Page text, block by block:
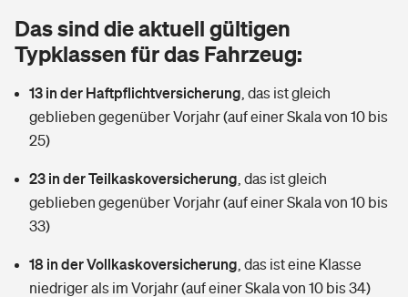
Rentenrechner: Wie viel Geld bekomme ich im Alter?
Wer versichert was: Jetzt Versicherer finden
Sie haben Fragen?
Vermieterrrechtsschutz
Mietkautionsversicherung
Restkreditversicherung
Zur Übersicht
Kinderunfall­ver­si­che­rung
Reiseversicherung
Handyversicherung
Tierkrankenversicherung
Zur Übersicht
Wer versichert was: Jetzt Versicherer finden
Sie haben Fragen?
Das sind die aktuell gültigen
Typklassen für das Fahrzeug:
13 in der Haftpflichtversicherung das ist gleich
geblieben gegenüber Vorjahr (auf einer Skala von 10 bis
25)
23 in der Teilkaskoversicherung das ist gleich
geblieben gegenüber Vorjahr (auf einer Skala von 10 bis
33)
18 in der Vollkaskoversicherung das ist eine Klasse
niedriger als im Vorjahr (auf einer Skala von 10 bis 34)